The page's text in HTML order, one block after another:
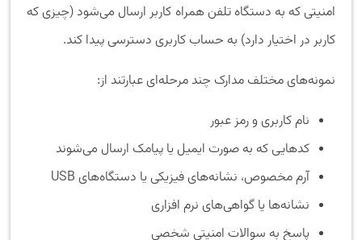
امنیتی که به دستگاه تلفن همراه کاربر ارسال می‌شود (چیزی که
کاربر در اختیار دارد) به حساب کاربری دسترسی پیدا کند.
نمونه‌های مختلف مدارک چند مرحله‌ای عبارتند از:
نام کاربری و رمز عبور
کدهایی که به صورت ایمیل یا پیامک ارسال می‌شوند
آرم مخصوص، نشانه‌های فیزیکی یا دستگاه‌های USB
نشانه‌ها یا گواهی‌های نرم افزاری
پاسخ به سوالات امنیتی شخصی